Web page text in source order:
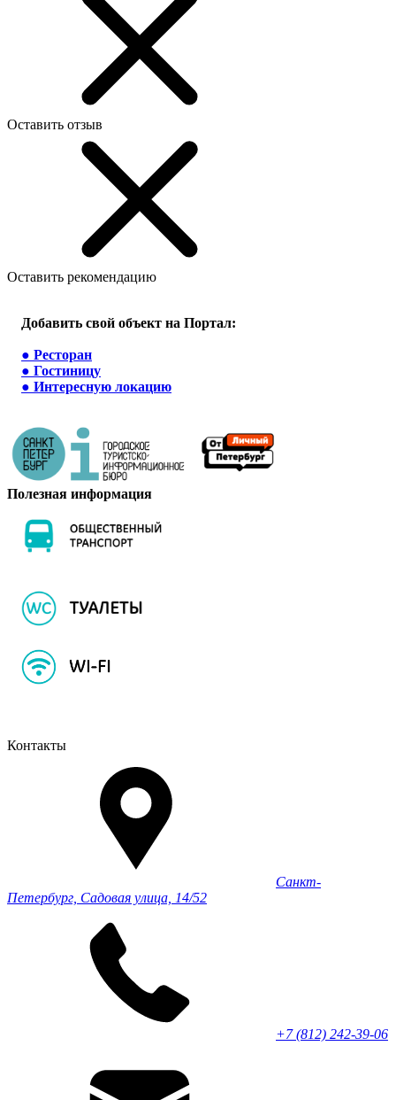
Оставить отзыв
Оставить рекомендацию
Добавить свой объект на Портал:
● Ресторан
● Гостиницу
● Интересную локацию
Полезная информация
Контакты
Санкт-
Петербург, Садовая улица, 14/52
+7 (812) 242-39-06